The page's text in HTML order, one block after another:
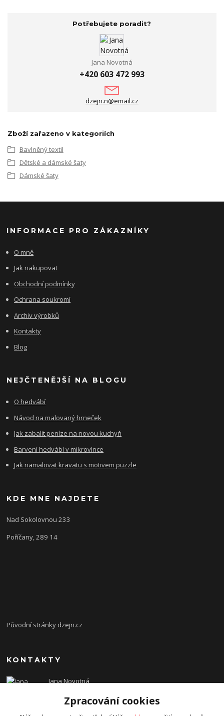
Potřebujete poradit?
Jana Novotná
+420 603 472 993
dzejn.n@email.cz
Zboží zařazeno v kategoriích
Bavlněný textil
Dětské a dámské šaty
Dámské šaty
INFORMACE PRO ZÁKAZNÍKY
O mně
Jak nakupovat
Obchodní podmínky
Ochrana soukromí
Archiv výrobků
Kontakty
Blog
NEJČTENĚJŠÍ NA BLOGU
O hedvábí
Návod na malovaný hrneček
Jak zabalit peníze na novou kuchyň
Barvení hedvábí v mikrovlnce
Jak namalovat kravatu s motivem puzzle
KDE MNE NAJDETE
Nad Sokolovnou 233
Poříčany, 289 14
Původní stránky dzejn.cz
KONTAKTY
Jana Novotná
dzejn.n@email.cz
Zpracování cookies